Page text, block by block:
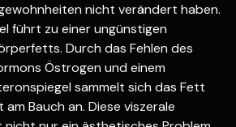
nicht verändert haben.
führt zu einer ungünstigen
Durch das Fehlen des
Östrogen und einem
sammelt sich das Fett
Bauch an. Diese viszerale